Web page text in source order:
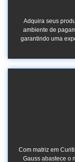
Adquira seus
ambiente de
garantindo uma
Com matriz em
Gauss abastece o